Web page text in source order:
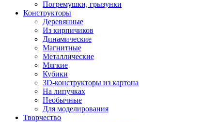
Погремушки, грызунки
Конструкторы
Деревянные
Из кирпичиков
Динамические
Магнитные
Металлические
Мягкие
Кубики
3D-конструкторы из картона
На липучках
Необычные
Для моделирования
Творчество